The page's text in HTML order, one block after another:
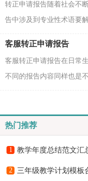
转正申请报告随着社会不
告中涉及到专业性术语要
客服转正申请报告
客服转正申请报告在日常
不同的报告内容同样也是
热门推荐
1 教学年度总结范文汇
2 三年级教学计划模板